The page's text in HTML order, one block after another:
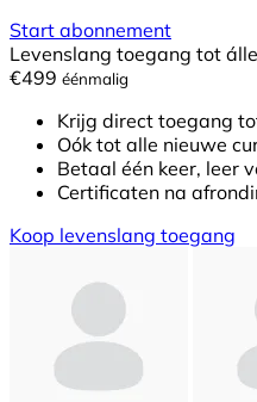
Start abonnement
Levenslang toegang tot
€499 éénmalig
Krijg direct toegang
Oók tot alle nieuwe
Betaal één keer, leer
Certificaten na
Koop levenslang toegang